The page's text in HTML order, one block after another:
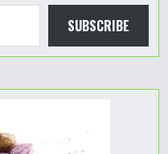
SUBSCRIBE